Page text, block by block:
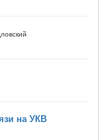
на УКВ